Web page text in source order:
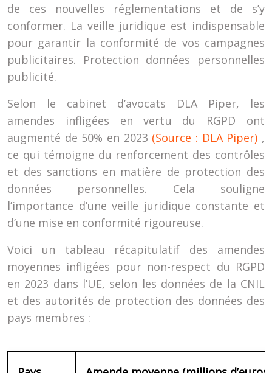
de ces nouvelles réglementations et de s’y
conformer. La veille juridique est indispensable
pour garantir la conformité de vos campagnes
publicitaires. Protection données personnelles
publicité.
Selon le cabinet d’avocats DLA Piper, les
amendes infligées en vertu du RGPD ont
augmenté de 50% en 2023 (Source : DLA Piper) ,
ce qui témoigne du renforcement des contrôles
et des sanctions en matière de protection des
données personnelles. Cela souligne
l’importance d’une veille juridique constante et
d’une mise en conformité rigoureuse.
Voici un tableau récapitulatif des amendes
moyennes infligées pour non-respect du RGPD
en 2023 dans l’UE, selon les données de la CNIL
et des autorités de protection des données des
pays membres :